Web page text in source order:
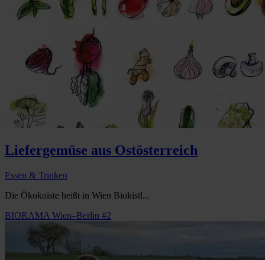
Liefergemüse aus Ostösterreich
Essen & Trinken
Die Ökokoiste heißt in Wien Biokistl...
BIORAMA Wien–Berlin #2